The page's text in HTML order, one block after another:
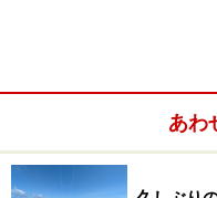
客に適用される割引の
る必要があるのです。
あわ